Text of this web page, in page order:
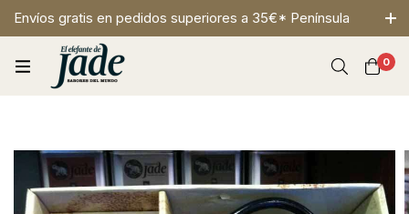
Envíos gratis en pedidos superiores a 35€* Península
0